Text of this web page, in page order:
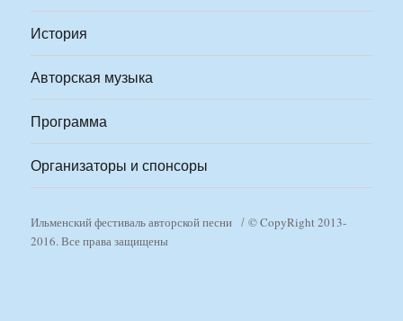
История
Авторская музыка
Программа
Организаторы и спонсоры
Ильменский фестиваль авторской песни
© CopyRight 2013-
2016. Все права защищены